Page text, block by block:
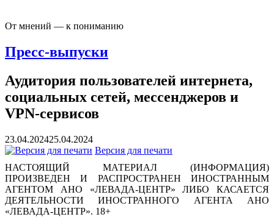
От мнений — к пониманию
Пресс-выпуски
Аудитория пользователей интернета,
социальных сетей, мессенджеров и
VPN-сервисов
23.04.202425.04.2024
Версия для печати
НАСТОЯЩИЙ МАТЕРИАЛ (ИНФОРМАЦИЯ)
ПРОИЗВЕДЕН И РАСПРОСТРАНЕН ИНОСТРАННЫМ
АГЕНТОМ АНО «ЛЕВАДА-ЦЕНТР» ЛИБО КАСАЕТСЯ
ДЕЯТЕЛЬНОСТИ ИНОСТРАННОГО АГЕНТА АНО
«ЛЕВАДА-ЦЕНТР». 18+